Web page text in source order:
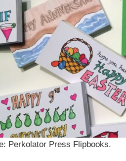
Perkolator Press Flipbooks.